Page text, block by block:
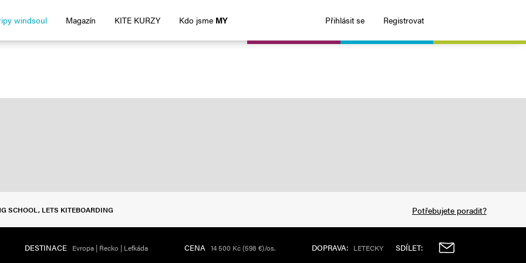
SCHOOL, LETS KITEBOARDING Potřebujete poradit?
DESTINACE Evropa | Řecko | Lefkáda CENA 14 500 Kč (598 €)/os. DOPRAVA: LETECKY SDÍLET:
windsoul Magazín KITE KURZY Kdo jsme MY Přihlásit se Registrovat